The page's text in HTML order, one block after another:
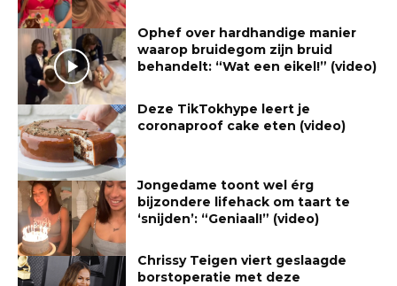
Ophef over hardhandige manier
waarop bruidegom zijn bruid
behandelt: “Wat een eikel!” (video)
Deze TikTokhype leert je
coronaproof cake eten (video)
Jongedame toont wel érg
bijzondere lifehack om taart te
‘snijden’: “Geniaal!” (video)
Chrissy Teigen viert geslaagde
borstoperatie met deze